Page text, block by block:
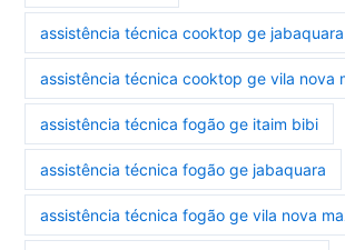
assistência técnica cooktop ge jabaquara
assistência técnica cooktop ge vila nova
assistência técnica fogão ge itaim bibi
assistência técnica fogão ge jabaquara
assistência técnica fogão ge vila nova